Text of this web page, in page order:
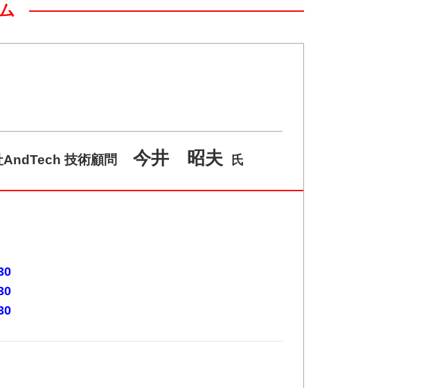
技術顧問 今井 昭夫 氏